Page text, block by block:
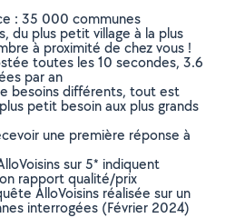
: 35 000 communes
du plus petit village à la plus
à proximité de chez vous !
toutes les 10 secondes, 3.6
par an
besoins différents, tout est
petit besoin aux plus grands
une première réponse à
sur 5* indiquent
rapport qualité/prix
AlloVoisins réalisée sur un
interrogées (Février 2024)